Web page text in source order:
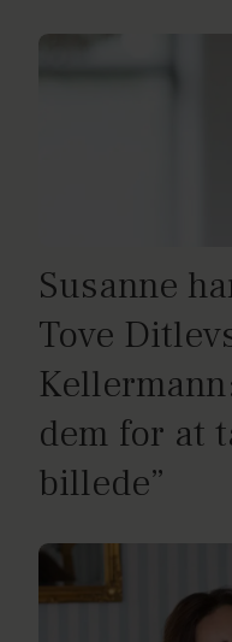
Susanne
Tove
dem for at
billede”